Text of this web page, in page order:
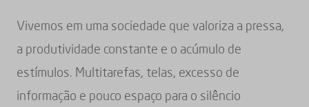
Vivemos em uma sociedade que valoriza a pressa,
a produtividade constante e o acúmulo de
estímulos. Multitarefas, telas, excesso de
informação e pouco espaço para o silêncio